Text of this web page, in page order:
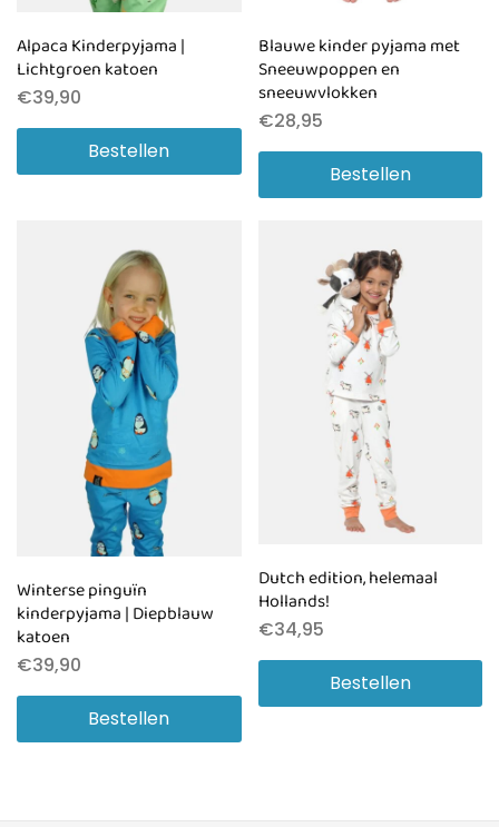
Alpaca Kinderpyjama |
Lichtgroen katoen
€39,90
Bestellen
Blauwe kinder pyjama met
Sneeuwpoppen en
sneeuwvlokken
€28,95
Bestellen
Winterse pinguïn
kinderpyjama | Diepblauw
katoen
€39,90
Bestellen
Dutch edition, helemaal
Hollands!
€34,95
Bestellen